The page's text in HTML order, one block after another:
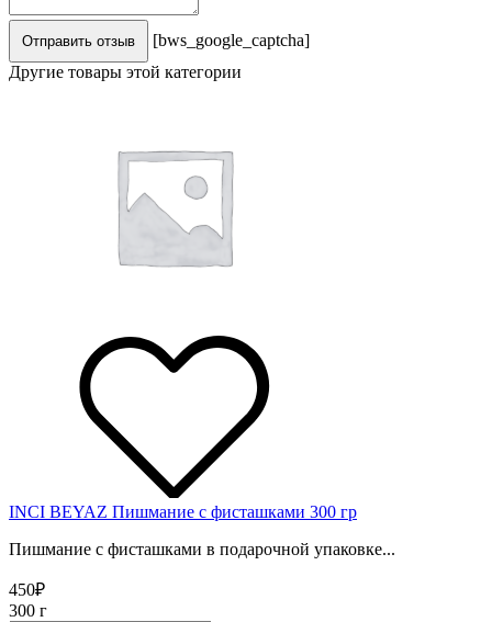
Отправить отзыв
[bws_google_captcha]
Другие товары этой категории
INCI BEYAZ Пишмание с фисташками 300 гр
Пишмание с фисташками в подарочной упаковке...
450₽
300 г